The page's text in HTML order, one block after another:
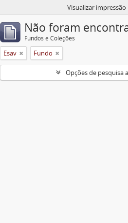
Visualizar impressão
Não foram
Fundos e Coleções
Esav Fundo
Opções de pesquisa